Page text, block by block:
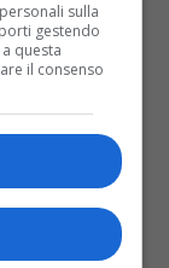
sulla
gestendo
questa
il consenso